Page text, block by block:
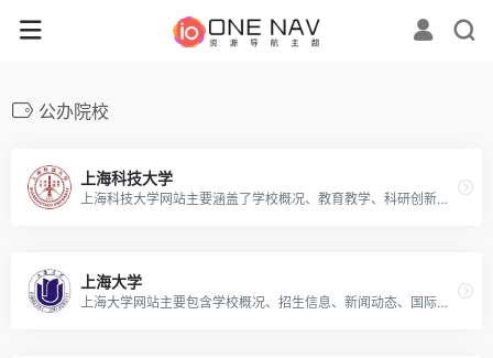
公办院校
上海科技大学
上海科技大学网站主要涵盖了学校概况、教育教学、科研创新、师资队伍、招生就业等方面的信息。
上海大学
上海大学网站主要包含学校概况、招生信息、新闻动态、国际交流等内容，是一个提供学校各类信息和服务的官方平台。